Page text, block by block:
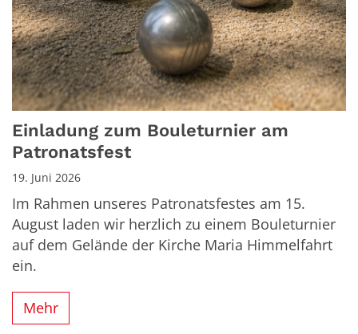
Einladung zum Bouleturnier am
Patronatsfest
19. Juni 2026
Im Rahmen unseres Patronatsfestes am 15.
August laden wir herzlich zu einem Bouleturnier
auf dem Gelände der Kirche Maria Himmelfahrt
ein.
Mehr